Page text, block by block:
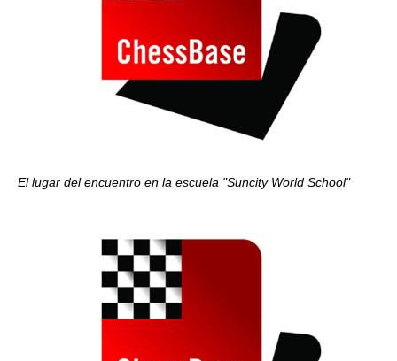
El lugar del encuentro en la escuela "Suncity World School"